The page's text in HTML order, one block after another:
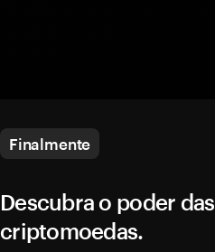
Finalmente
Descubra o poder das
criptomoedas.